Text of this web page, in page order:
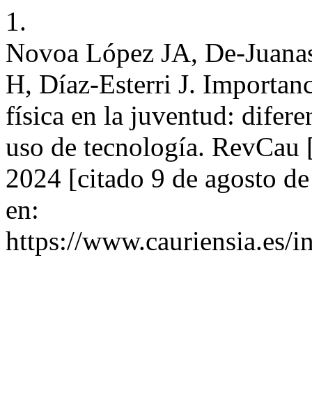
1.
Novoa López JA, De-
H, Díaz-Esterri J.
física en la juventud:
uso de tecnología.
2024 [citado 9 de agosto
en:
https://www.cauriensia.es/